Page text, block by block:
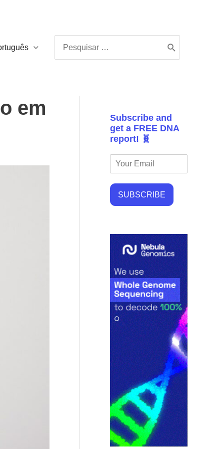
em
Subscribe and
get a FREE DNA
report! 🧬
SUBSCRIBE